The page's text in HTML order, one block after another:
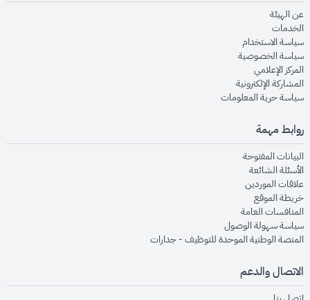
عن الهيئةopens in new window
الخدماتopens in new window
سياسة الاستخدام
سياسة الخصوصيةopens in new window
المركز الإعلاميopens in new window
المشاركة الإلكترونيةopens in new window
سياسة حرية المعلوماتopens in new window
روابط مهمة
البيانات المفتوحةopens in new window
الأسئلة الشائعةopens in new window
علاقات الموردينopens in new window
خريطة الموقعopens in new window
المنافسات العامةopens in new window
سياسة سهولة الوصولopens in new window
المنصة الوطنية الموحدة للتوظيف - جداراتopens in new window
الاتصال والدعم